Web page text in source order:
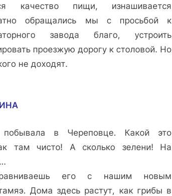
качество пищи, изнашивается
обращались мы с просьбой к
завода благо, устроить
проезжую дорогу к столовой. Но
не доходят.
в Череповце. Какой это
там чисто! А сколько зелени! На
его с нашим новым
Дома здесь растут, как грибы в